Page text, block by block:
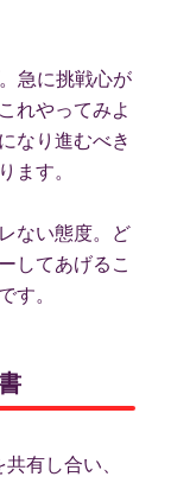
急に挑戦心が
れやってみよ
なり進むべき
ます。
ない態度。ど
してあげるこ
す。
有し合い、